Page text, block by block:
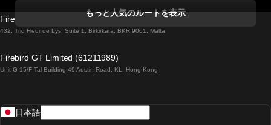
ダブリンからゴールウェイまでの列車
ローマからナポリまでの列車
もっと人気のルートを表示
Firebird GT Limited (OC 1451)
432, Triq Fleur de Lys, Suite 1, Birkirkara, BKR 9061, Malta
Firebird GT Limited (61211989)
Unit G 15/F Tal Building 49 Austin Road, KL, Hong Kong
日本語